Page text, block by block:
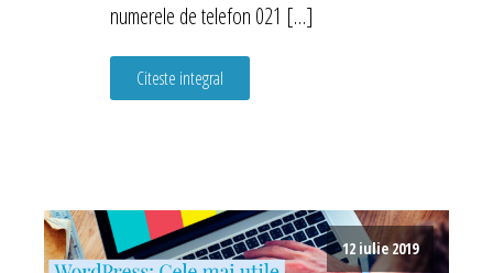
numerele de telefon 021 […]
Citeste integral
12 iulie 2019